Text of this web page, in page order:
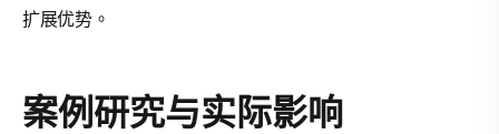
扩展优势。
案例研究与实际影响